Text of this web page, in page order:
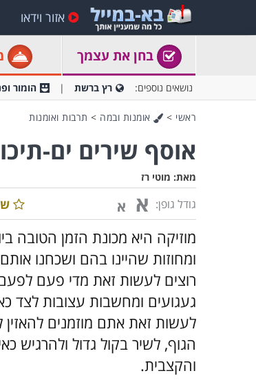
אזור וידאו
בחן את עצמך
נושאים נוספים: רץ ברשת הומור
ראשי > אומנות ובמה > תרבות ואומנות
אוסף שירים ים-
מאת: מוטי רז
גודל גופן: א א
מוזיקה היא מכונת הזמן הטובה
ומחוזות שהיינו בהם ושכחנו
רוצים לעשות זאת מדי פעם לפעם
געגועים ומחשבות עצובות לצד
לעשות זאת אתם מוזמנים
הגוף, לשיר בקול גדול ולהרגיש
והקצבית.